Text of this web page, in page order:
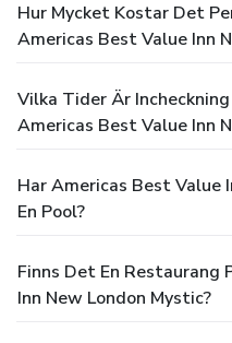
Hur Mycket Kostar Det
Americas Best Value Inn
Vilka Tider Är
Americas Best Value Inn
Har Americas Best Value
En Pool?
Finns Det En Restaurang
Inn New London Mystic?